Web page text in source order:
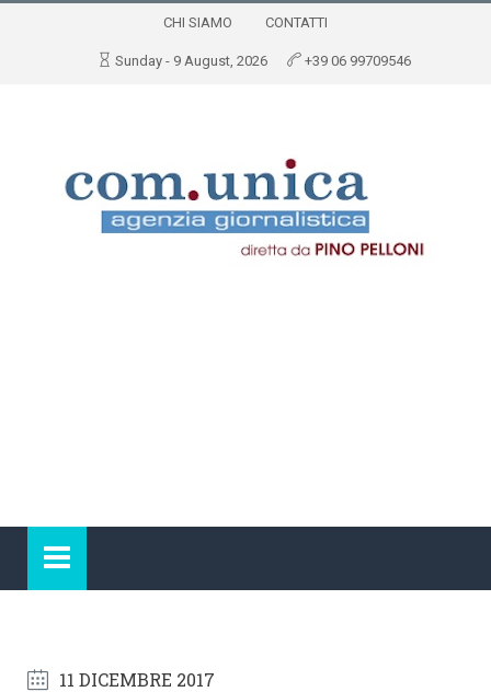
CHI SIAMO CONTATTI
Sunday - 9 August, 2026 +39 06 99709546
11 DICEMBRE 2017